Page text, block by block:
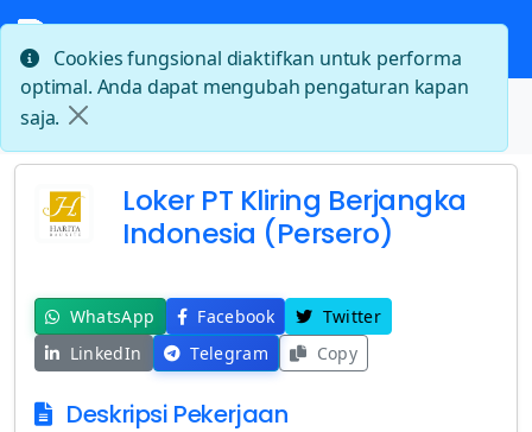
Beranda
Loker PT Kliring Berjangka Indonesia (Persero)
Loker PT Kliring Berjangka
Indonesia (Persero)
WhatsApp Facebook
Twitter
LinkedIn
Telegram Copy
Deskripsi Pekerjaan
Cookies fungsional diaktifkan untuk performa
optimal. Anda dapat mengubah pengaturan kapan
saja.